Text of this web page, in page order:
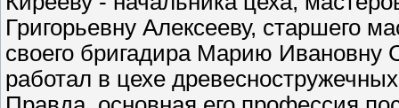
Григорьевну Алексееву, старшего
своего бригадира Марию Ивановну
работал в цехе